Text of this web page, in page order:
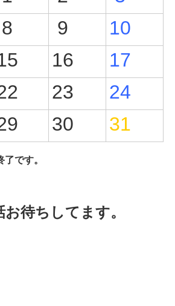
8 9
10
16
17
23
24
30 31
です。
待ちしてます。